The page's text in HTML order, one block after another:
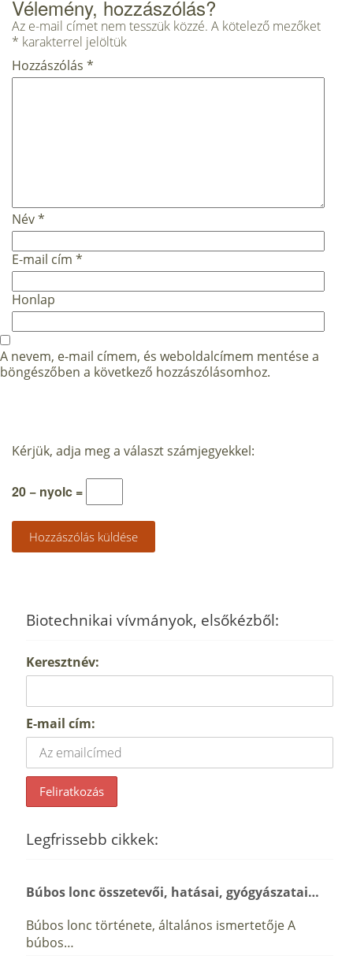
Vélemény, hozzászólás?
Az e-mail címet nem tesszük közzé. A kötelező mezőket
* karakterrel jelöltük
Hozzászólás *
Név*
E-mail cím *
Honlap
A nevem, e-mail címem, és weboldalcímem mentése a
böngészőben a következő hozzászólásomhoz.
Kérjük, adja meg a választ számjegyekkel:
20 − nyolc =
Biotechnikai vívmányok, elsőkézből:
Keresztnév:
E-mail cím:
Legfrissebb cikkek:
Búbos lonc összetevői, hatásai, gyógyászatai…
Búbos lonc története, általános ismertetője A
búbos…